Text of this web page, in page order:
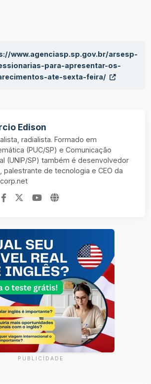
www.agenciasp.sp.gov.br/arsesp-
para-apresentar-os-
ate-sexta-feira/
Edison
radialista. Formado em
(PUC/SP) e Comunicação
(UNIP/SP) também é desenvolvedor
palestrante de tecnologia e CEO da
PUBLICIDADE